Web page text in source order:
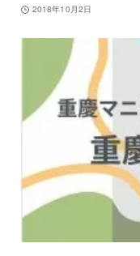
2018年10月2日